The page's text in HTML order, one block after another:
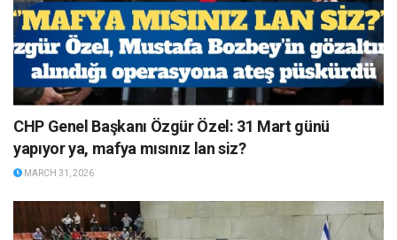
CHP Genel Başkanı Özgür Özel: 31 Mart günü
yapıyor ya, mafya mısınız lan siz?
MARCH 31, 2026